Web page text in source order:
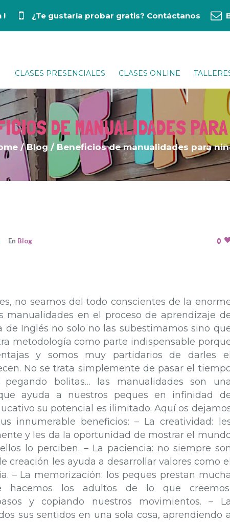
! ¿Te gustaría probar gratis? Contáctanos
CLASES PRESENCIALES CLASES ONLINE
DE MANUALIDADES
/Blog /Beneficios de manualidades para
En Blog 0
no seamos del todo conscientes de la
manualidades en el proceso de aprendizaje
de Inglés no solo no las subestimamos sino
metodología como parte indispensable
y somos muy partidarios de darles el
No se trata simplemente de pasar el
pegando bolitas… las manualidades son una
ayuda a nuestros peques en infinidad
su potencial es ilimitado. Aquí os
innumerable beneficios: – La creatividad:
y les da la oportunidad de mostrar el
lo perciben. – La paciencia: no siempre son
creación les ayuda a desarrollar valores como el
– La memorización: los peques prestan mucha
los adultos de lo que
y copiando nuestros movimientos. – La
sus sentidos en una sola cosa, aprendiendo a